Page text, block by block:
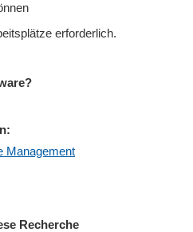
Management
Recherche
erforderlich.